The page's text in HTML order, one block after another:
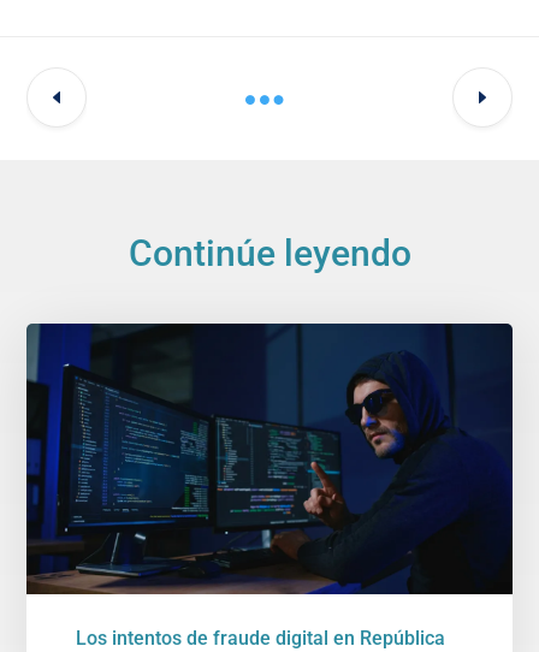
Continúe leyendo
Los intentos de fraude digital en República